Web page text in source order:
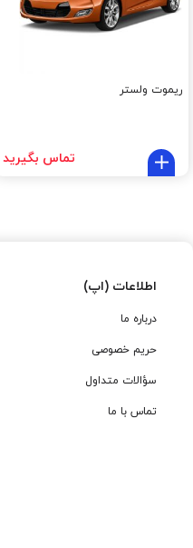
ریموت ولستر
تماس بگیرید
اطلاعات (اپ)
درباره ما
حریم خصوصی
سؤالات متداول
تماس با ما